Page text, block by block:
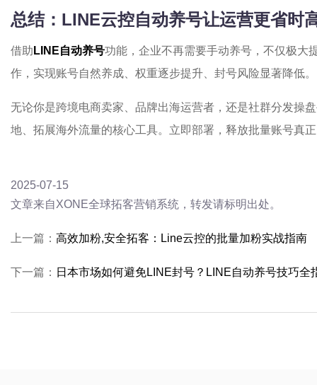
总结：LINE云控自动养号让运营更省时
借助 LINE自动养号功能，企业不再需要手动养号，不仅极大
作，实现账号自然养成、权重逐步提升、封号风险显著降低。
无论你是跨境电商卖家、品牌出海运营者，还是社群分发操
地、拓展海外流量的核心工具。立即部署，释放批量账号真
2025-07-15
文章来自XONE全球拓客营销系统，转发请标明出处。
上一篇： 高效加粉,安全拓客：Line云控的批量加粉实战指南
下一篇： 日本市场如何避免LINE封号？LINE自动养号技巧全